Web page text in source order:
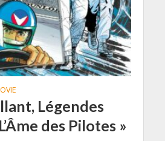
Légendes
des Pilotes »